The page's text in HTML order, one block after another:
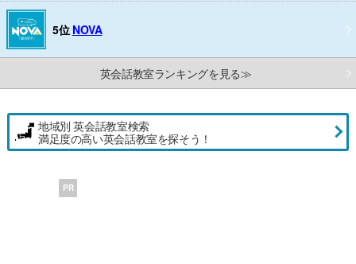
5位 NOVA
英会話教室ランキングを見る≫
地域別 英会話教室検索
満足度の高い英会話教室を探そう！
PR